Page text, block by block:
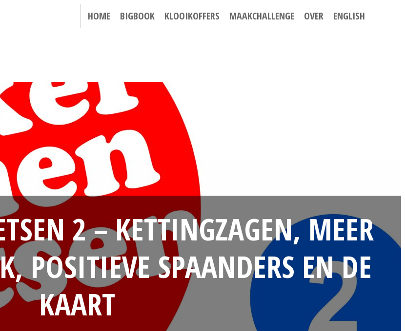
HOME BIGBOOK KLOOIKOFFERS MAAKCHALLENGE OVER ENGLISH
2 – KETTINGZAGEN, MEER
POSITIEVE SPAANDERS EN DE
KAART